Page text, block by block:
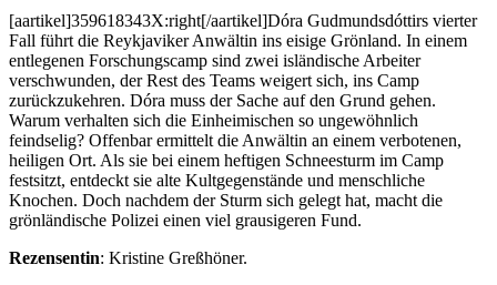
Wiedergänger
[aartikel]359618343X:right[/aartikel]Dóra Gudmundsdóttirs vierter
Fall führt die Reykjaviker Anwältin ins eisige Grönland. In einem
entlegenen Forschungscamp sind zwei isländische Arbeiter
verschwunden, der Rest des Teams weigert sich, ins Camp
zurückzukehren. Dóra muss der Sache auf den Grund gehen.
Warum verhalten sich die Einheimischen so ungewöhnlich
feindselig? Offenbar ermittelt die Anwältin an einem verbotenen,
heiligen Ort. Als sie bei einem heftigen Schneesturm im Camp
festsitzt, entdeckt sie alte Kultgegenstände und menschliche
Knochen. Doch nachdem der Sturm sich gelegt hat, macht die
grönländische Polizei einen viel grausigeren Fund.
Rezensentin: Kristine Greßhöner.